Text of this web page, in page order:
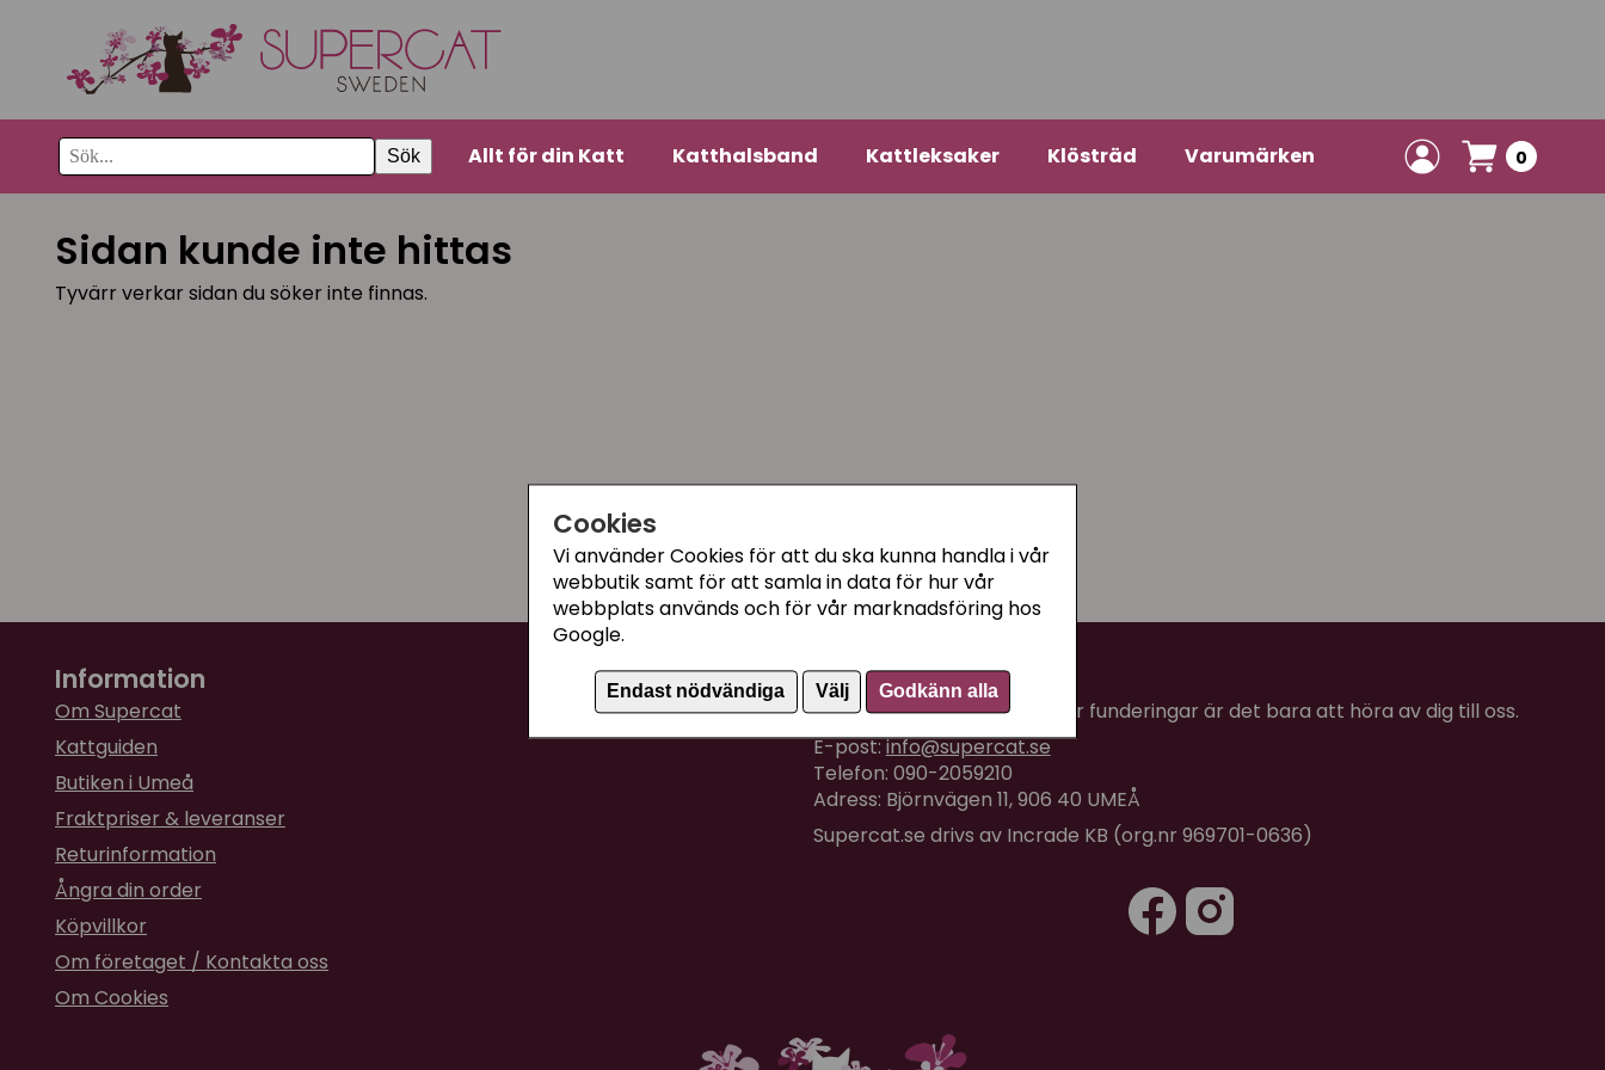
Cookies
Vi använder Cookies för att du ska kunna handla i vår
webbutik samt för att samla in data för hur vår
webbplats används och för vår marknadsföring hos
Google.
Endast nödvändiga Välj Godkänn alla
Sök Allt för din Katt Katthalsband Kattleksaker Klösträd Varumärken 0
Sidan kunde inte hittas
Tyvärr verkar sidan du söker inte finnas.
Information
Om Supercat
Kattguiden
Butiken i Umeå
Fraktpriser & leveranser
Returinformation
Ångra din order
Köpvillkor
Om företaget / Kontakta oss
Om Cookies
Kundtjänst
Om du har några frågor eller funderingar är det bara att höra av dig till oss.
E-post:info@supercat.se
Telefon: 090-2059210
Adress: Björnvägen 11, 906 40 UMEÅ
Supercat.se drivs av Incrade KB (org.nr 969701-0636)